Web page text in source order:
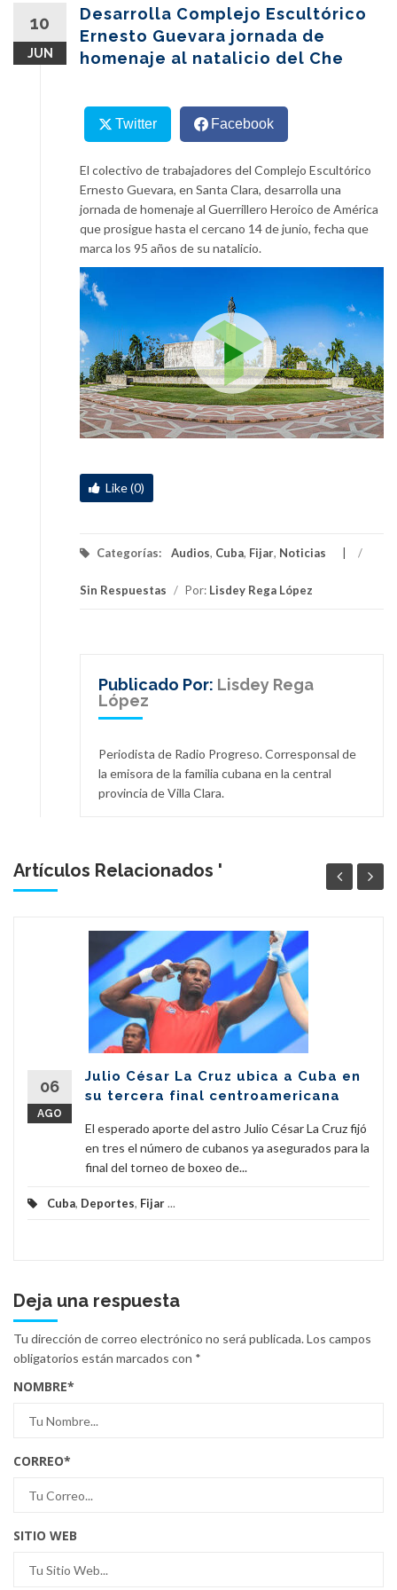
10
JUN
Desarrolla Complejo Escultórico
Ernesto Guevara jornada de
homenaje al natalicio del Che
Twitter Facebook
El colectivo de trabajadores del Complejo Escultórico
Ernesto Guevara, en Santa Clara, desarrolla una
jornada de homenaje al Guerrillero Heroico de América
que prosigue hasta el cercano 14 de junio, fecha que
marca los 95 años de su natalicio.
Like (0)
Categorías: Audios, Cuba, Fijar, Noticias /
Sin Respuestas / Por: Lisdey Rega López
Publicado Por: Lisdey Rega
López
Periodista de Radio Progreso. Corresponsal de
la emisora de la familia cubana en la central
provincia de Villa Clara.
Artículos Relacionados '
06
AGO
Julio César La Cruz ubica a Cuba en
su tercera final centroamericana
El esperado aporte del astro Julio César La Cruz fijó
en tres el número de cubanos ya asegurados para la
final del torneo de boxeo de...
Cuba, Deportes, Fijar...
Deja una respuesta
Tu dirección de correo electrónico no será publicada.Los campos
obligatorios están marcados con *
NOMBRE*
CORREO*
SITIO WEB